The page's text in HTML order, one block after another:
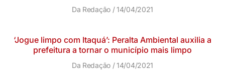
Da Redação 14/04/2021
‘Jogue limpo com Itaquá’: Peralta Ambiental auxilia a
prefeitura a tornar o município mais limpo
Da Redação 14/04/2021